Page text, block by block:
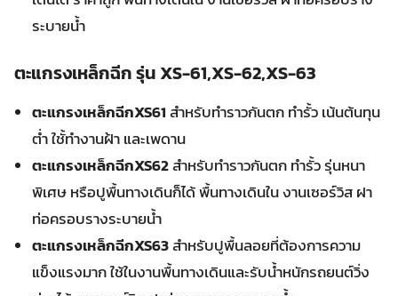
ระบายน้ำ
ตะแกรงเหล็กฉีก รุ่น XS-61,XS-62,XS-63
ตะแกรงเหล็กฉีกXS61สำหรับทำราวกันตก ทำรั้ว เน้นต้นทุน
ต่ำ ใชั้ทำงานฝ้า และเพดาน
ตะแกรงเหล็กฉีกXS62สำหรับทำราวกันตก ทำรั้ว รุ่นหนา
พิเศษ หรือปูพื้นทางเดินก็ได้ พื้นทางเดินใน งานเซอร์วิส ฝา
ท่อครอบรางระบายน้ำ
ตะแกรงเหล็กฉีกXS63สำหรับปูพื้นลอยที่ต้องการความ
แข็งแรงมาก ใช้ในงานพื้นทางเดินและรับน้ำหนักรถยนต์วิ่ง